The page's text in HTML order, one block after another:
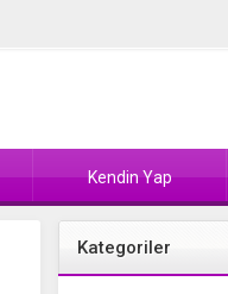
Kendin Yap
Kategoriler